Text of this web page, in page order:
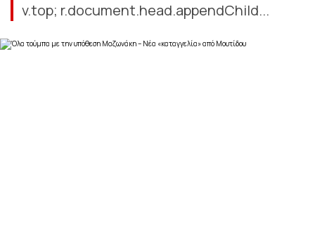
v.top; r.document.head.appendChild...